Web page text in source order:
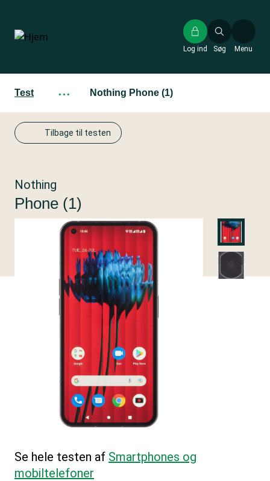
hovedindhold
Søg
Log ind Menu
Test ··· Nothing Phone (1)
Tilbage til testen
Nothing
Phone (1)
Se hele testen af Smartphones og
mobiltelefoner